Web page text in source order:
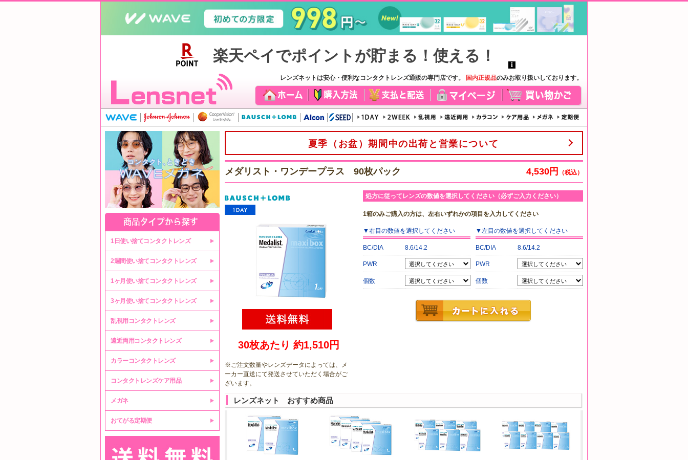
レンズネットは安心・便利なコンタクトレンズ通販の専門店です。 国内正規品のみお取り扱いしております。
1日使い捨てコンタクトレンズ
2週間使い捨てコンタクトレンズ
1ヶ月使い捨てコンタクトレンズ
3ヶ月使い捨てコンタクトレンズ
乱視用コンタクトレンズ
遠近両用コンタクトレンズ
カラーコンタクトレンズ
コンタクトレンズケア用品
メガネ
おてがる定期便
夏季（お盆）期間中の出荷と営業について
メダリスト・ワンデープラス 90枚パック 4,530円 （税込）
30枚あたり 約1,510円
※ご注文数量やレンズデータによっては、メ
ーカー直送にて発送させていただく場合がご
ざいます。
処方に従ってレンズの数値を選択してください（必ずご入力ください）
1箱のみご購入の方は、左右いずれかの項目を入力してください
▼右目の数値を選択してください
BC/DIA 8.6/14.2
PWR
個数
▼左目の数値を選択してください
BC/DIA 8.6/14.2
PWR
個数
レンズネット おすすめ商品